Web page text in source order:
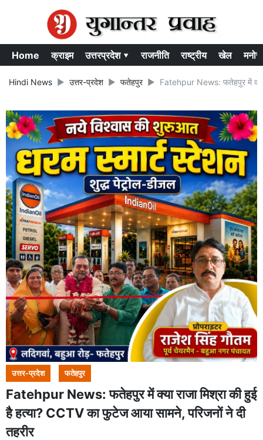
Home क्राइम उत्तरप्रदेश ▾ राजनीति राष्ट्रीय खेल
Hindi News उत्तर-प्रदेश फतेहपुर Fatehpur News: फतेहपुर में क्या
उत्तर-प्रदेश फतेहपुर
Fatehpur News: फतेहपुर में क्या राजा मिश्रा की हुई
है हत्या? CCTV का फुटेज आया सामने, परिजनों ने दी
तहरीर